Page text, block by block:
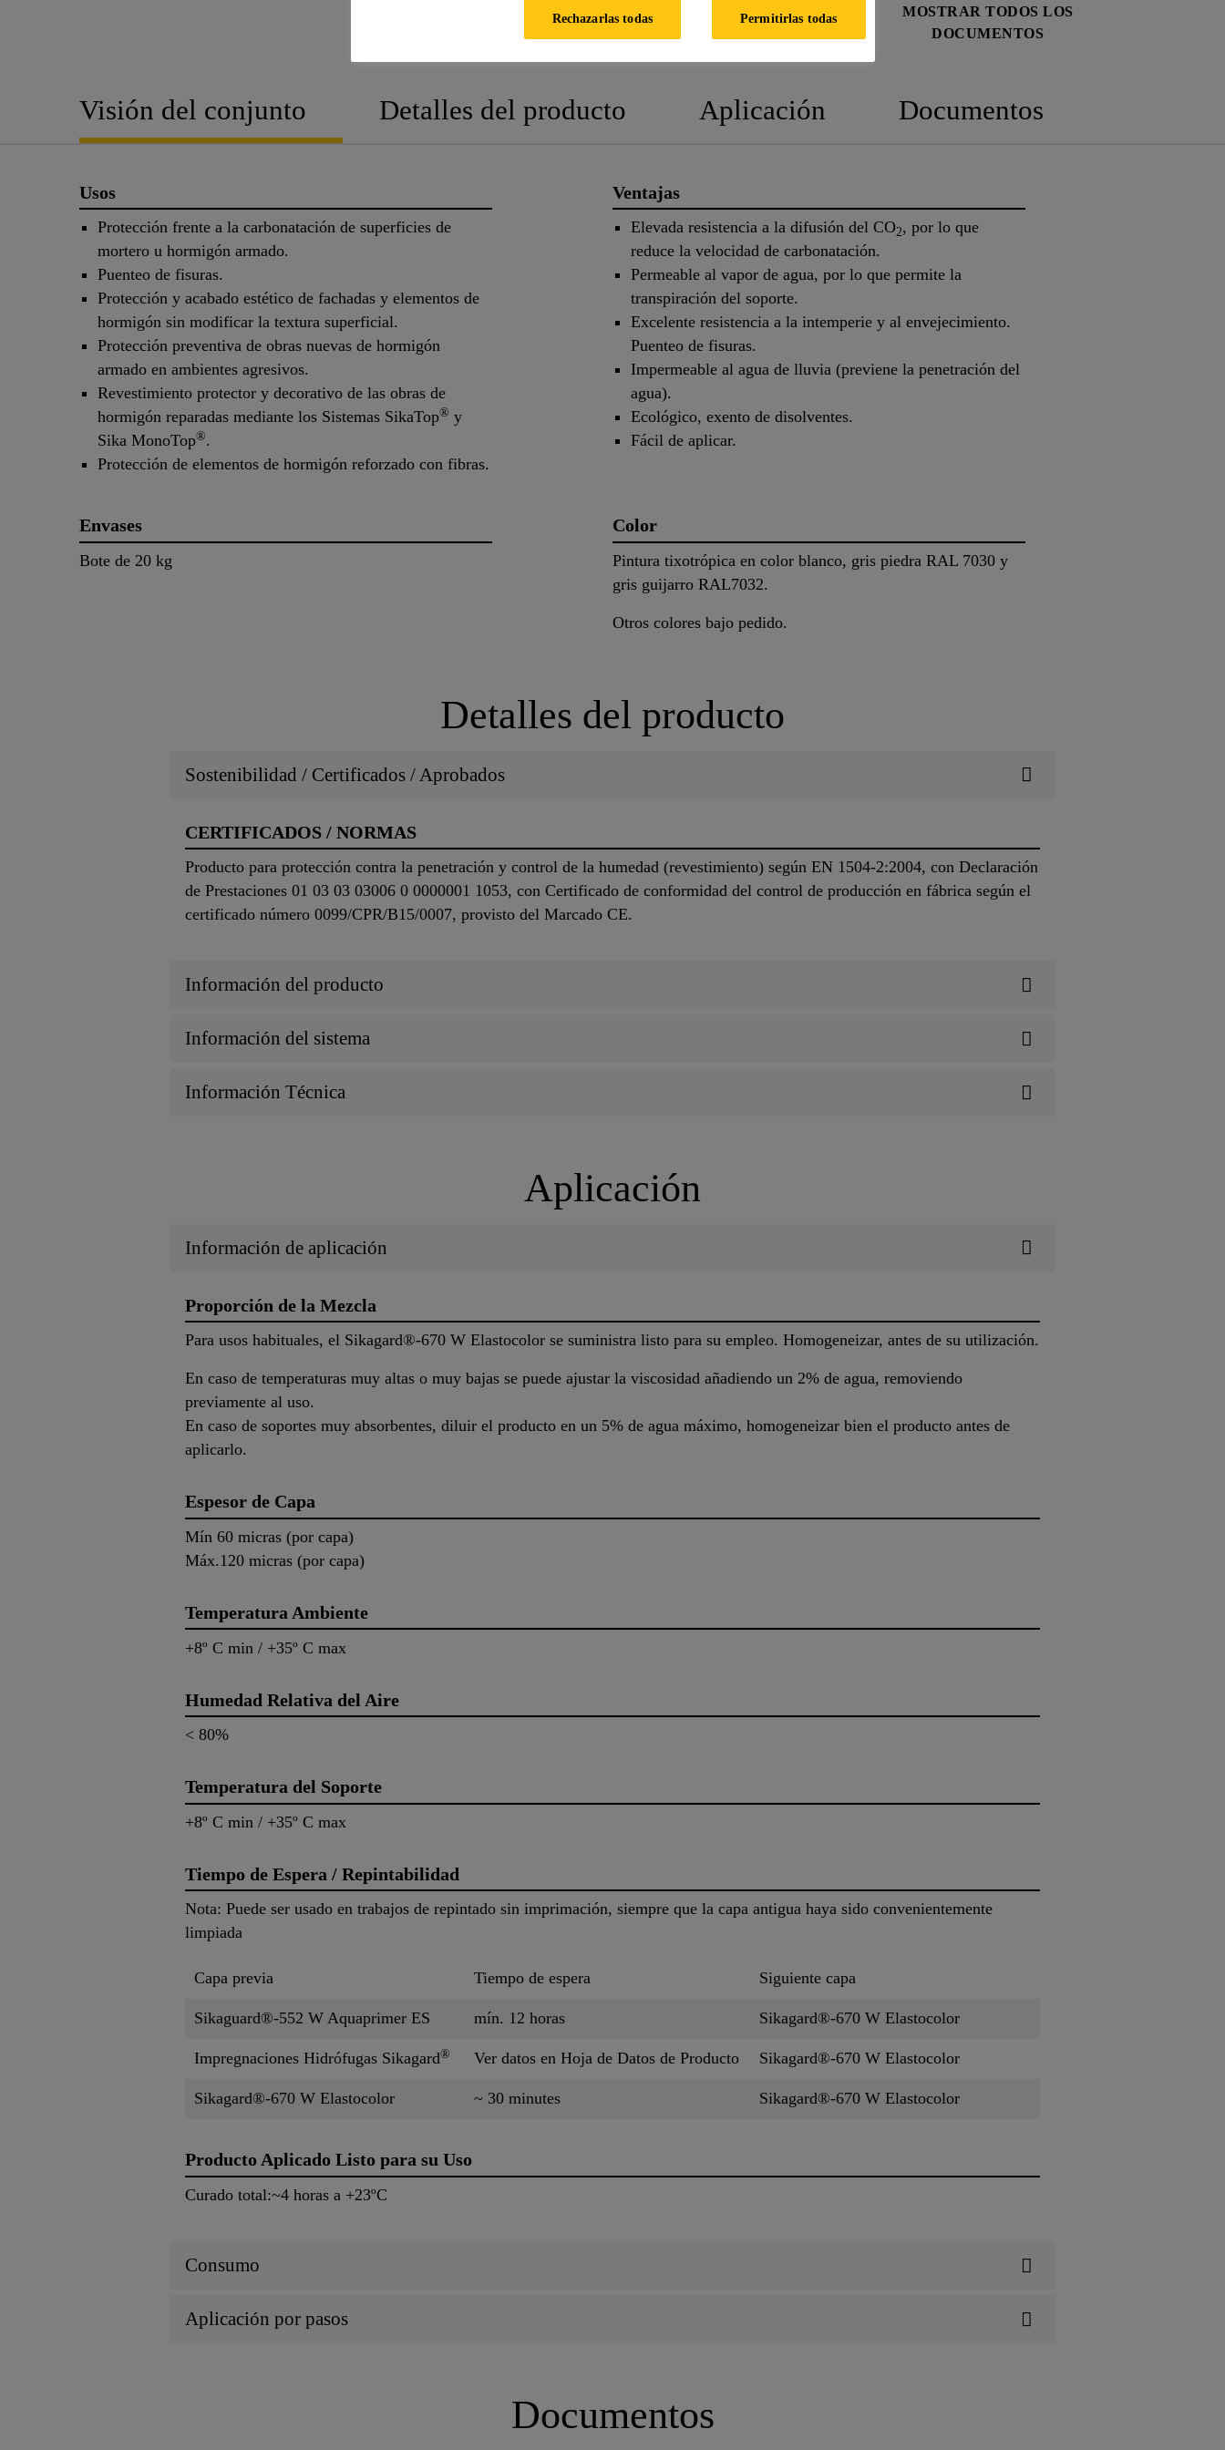
FICHA
FICHA DE
MOSTRAR TODOS LOS
DOCUMENTOS
Visión del conjunto Detalles del producto Aplicación Documentos
Usos
Protección frente a la carbonatación de superficies de
mortero u hormigón armado.
Puenteo de fisuras.
Protección y acabado estético de fachadas y elementos de
hormigón sin modificar la textura superficial.
Protección preventiva de obras nuevas de hormigón
armado en ambientes agresivos.
Revestimiento protector y decorativo de las obras de
hormigón reparadas mediante los Sistemas SikaTop® y
Sika MonoTop®.
Protección de elementos de hormigón reforzado con fibras.
Ventajas
Elevada resistencia a la difusión del CO2, por lo que
reduce la velocidad de carbonatación.
Permeable al vapor de agua, por lo que permite la
transpiración del soporte.
Excelente resistencia a la intemperie y al envejecimiento.
Puenteo de fisuras.
Impermeable al agua de lluvia (previene la penetración del
agua).
Ecológico, exento de disolventes.
Fácil de aplicar.
Envases
Bote de 20 kg
Color
Pintura tixotrópica en color blanco, gris piedra RAL 7030 y
gris guijarro RAL7032.
Otros colores bajo pedido.
Detalles del producto
Sostenibilidad / Certificados / Aprobados
CERTIFICADOS / NORMAS
Producto para protección contra la penetración y control de la humedad (revestimiento) según EN 1504-2:2004, con Declaración
de Prestaciones 01 03 03 03006 0 0000001 1053, con Certificado de conformidad del control de producción en fábrica según el
certificado número 0099/CPR/B15/0007, provisto del Marcado CE.
Información del producto
Información del sistema
Información Técnica
Aplicación
Información de aplicación
Proporción de la Mezcla
Para usos habituales, el Sikagard®-670 W Elastocolor se suministra listo para su empleo. Homogeneizar, antes de su utilización.
En caso de temperaturas muy altas o muy bajas se puede ajustar la viscosidad añadiendo un 2% de agua, removiendo
previamente al uso.
En caso de soportes muy absorbentes, diluir el producto en un 5% de agua máximo, homogeneizar bien el producto antes de
aplicarlo.
Espesor de Capa
Mín 60 micras (por capa)
Máx.120 micras (por capa)
Temperatura Ambiente
+8º C min / +35º C max
Humedad Relativa del Aire
< 80%
Temperatura del Soporte
+8º C min / +35º C max
Tiempo de Espera / Repintabilidad
Nota: Puede ser usado en trabajos de repintado sin imprimación, siempre que la capa antigua haya sido convenientemente
limpiada
Capa previa Tiempo de espera Siguiente capa
Sikaguard®-552 W Aquaprimer ES mín. 12 horas Sikagard®-670 W Elastocolor
Impregnaciones Hidrófugas Sikagard® Ver datos en Hoja de Datos de Producto Sikagard®-670 W Elastocolor
Sikagard®-670 W Elastocolor ~ 30 minutes Sikagard®-670 W Elastocolor
Producto Aplicado Listo para su Uso
Curado total:~4 horas a +23ºC
Consumo
Aplicación por pasos
Documentos
Rechazarlas todas Permitirlas todas